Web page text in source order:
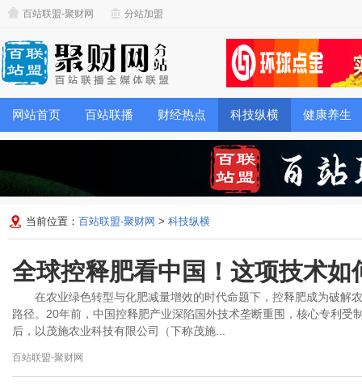
百站联盟-聚财网 分站加盟
网站首页 百站联播 财经热点 科技纵横 健康养生
当前位置： 百站联盟-聚财网 > 科技纵横
全球控释肥看中国！这项技术如
在农业绿色转型与化肥减量增效的时代命题下，控释肥成为破解
路径。20年前，中国控释肥产业深陷国外技术垄断重围，核心专利受
后，以茂施农业科技有限公司（下称茂施...
百站联盟-聚财网